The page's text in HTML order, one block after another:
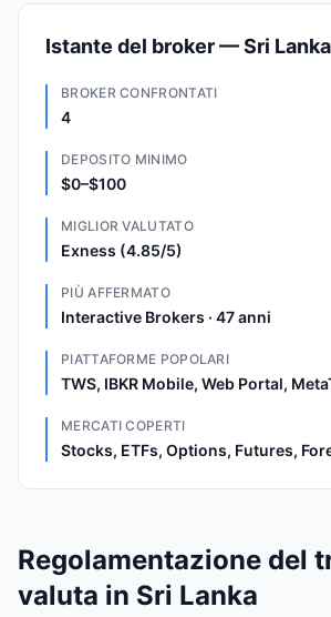
Istante del broker — Sri Lanka
BROKER CONFRONTATI
4
DEPOSITO MINIMO
$0–$100
MIGLIOR VALUTATO
Exness (4.85/5)
PIÙ AFFERMATO
Interactive Brokers · 47 anni
PIATTAFORME POPOLARI
TWS, IBKR Mobile, Web Portal,
MERCATI COPERTI
Stocks, ETFs, Options, Futures,
Regolamentazione del
valuta in Sri Lanka